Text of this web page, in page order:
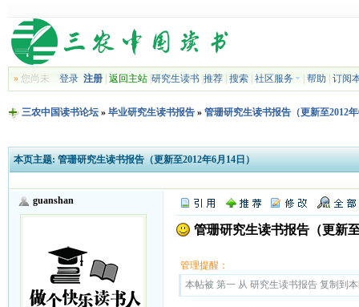
»您尚未 登录 注册| 返回主站| 研究生读书| 推荐| 搜索| 社区服务 帮助 订阅
三农中国读书论坛» 毕业研究生读书报告» 管珊研究生读书报告（更新至2012
本页主题: 管珊研究生读书报告（更新至2012年6月14日）
guanshan
管珊研究生读书报告（更新
管理提醒：
本帖被 第一 从 研究生读书报告 复制到